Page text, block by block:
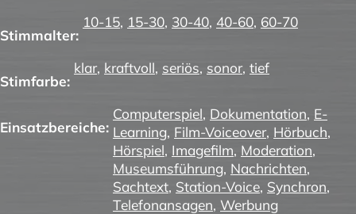
Stimmalter:
10-15, 15-30, 30-40, 40-60, 60-70
Stimfarbe:
klar, kraftvoll, seriös, sonor, tief
Einsatzbereiche:
Computerspiel, Dokumentation, E-
Learning, Film-Voiceover, Hörbuch,
Hörspiel, Imagefilm, Moderation,
Museumsführung, Nachrichten,
Sachtext, Station-Voice, Synchron,
Telefonansagen, Werbung